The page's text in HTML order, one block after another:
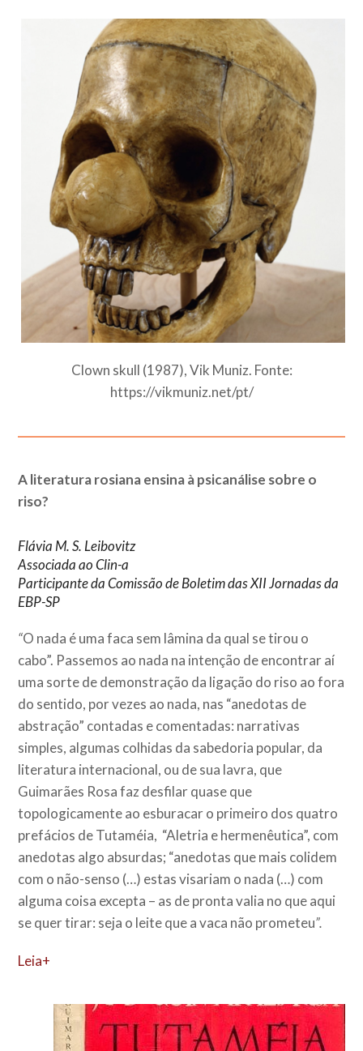
Clown skull (1987), Vik Muniz. Fonte:
https://vikmuniz.net/pt/
A literatura rosiana ensina à psicanálise sobre o
riso?
Flávia M. S. Leibovitz
Associada ao Clin-a
Participante da Comissão de Boletim das XII Jornadas da
EBP-SP
“O nada é uma faca sem lâmina da qual se tirou o
cabo”. Passemos ao nada na intenção de encontrar aí
uma sorte de demonstração da ligação do riso ao fora
do sentido, por vezes ao nada, nas “anedotas de
abstração” contadas e comentadas: narrativas
simples, algumas colhidas da sabedoria popular, da
literatura internacional, ou de sua lavra, que
Guimarães Rosa faz desfilar quase que
topologicamente ao esburacar o primeiro dos quatro
prefácios de Tutaméia, “Aletria e hermenêutica”, com
anedotas algo absurdas; “anedotas que mais colidem
com o não-senso (…) estas visariam o nada (…) com
alguma coisa excepta – as de pronta valia no que aqui
se quer tirar: seja o leite que a vaca não prometeu”.
Leia+